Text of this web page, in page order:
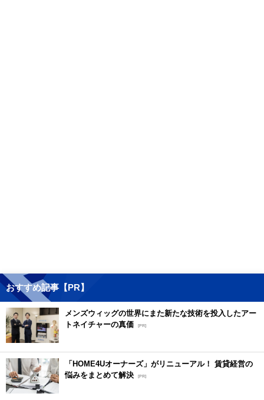
おすすめ記事【PR】
メンズウィッグの世界にまた新たな技術を投入したアー
トネイチャーの真価 [PR]
「HOME4Uオーナーズ」がリニューアル！ 賃貸経営の
悩みをまとめて解決 [PR]